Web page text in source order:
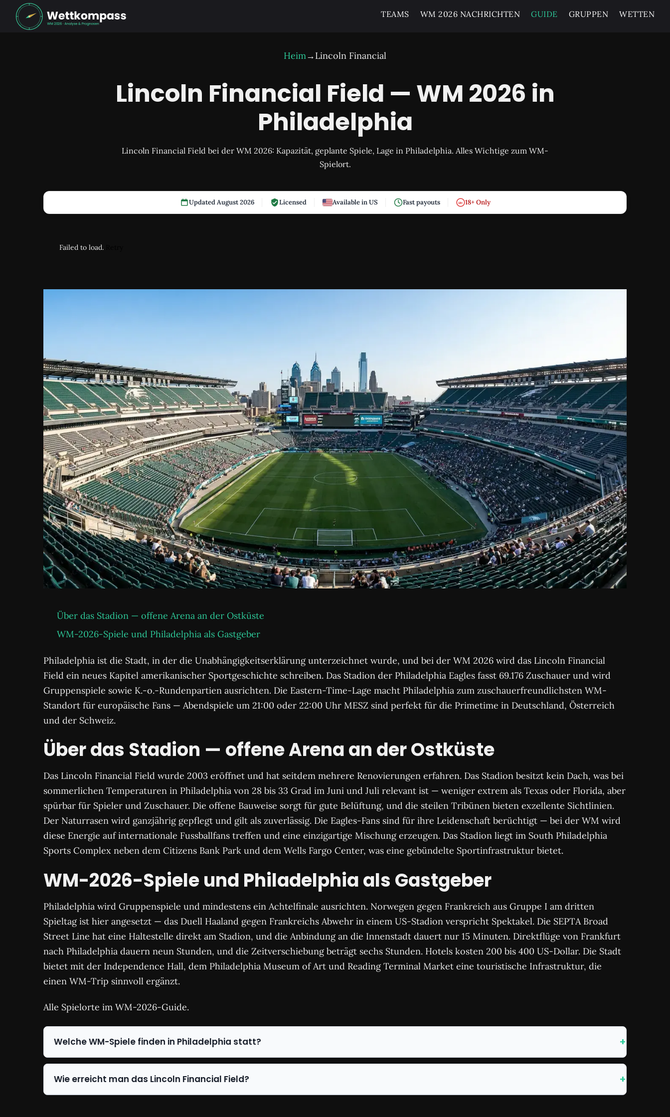
TEAMS WM 2026 NACHRICHTEN GUIDE GRUPPEN WETTEN
Heim→Lincoln Financial
Lincoln Financial Field — WM 2026 in
Philadelphia
Lincoln Financial Field bei der WM 2026: Kapazität, geplante Spiele, Lage in Philadelphia. Alles Wichtige zum WM-
Spielort.
Updated August 2026 Licensed Available in US Fast payouts 18+ 18+ Only
Failed to load.
Über das Stadion — offene Arena an der Ostküste
WM-2026-Spiele und Philadelphia als Gastgeber
Philadelphia ist die Stadt, in der die Unabhängigkeitserklärung unterzeichnet wurde, und bei der WM 2026 wird das Lincoln Financial
Field ein neues Kapitel amerikanischer Sportgeschichte schreiben. Das Stadion der Philadelphia Eagles fasst 69.176 Zuschauer und wird
Gruppenspiele sowie K.-o.-Rundenpartien ausrichten. Die Eastern-Time-Lage macht Philadelphia zum zuschauerfreundlichsten WM-
Standort für europäische Fans — Abendspiele um 21:00 oder 22:00 Uhr MESZ sind perfekt für die Primetime in Deutschland, Österreich
und der Schweiz.
Über das Stadion — offene Arena an der Ostküste
Das Lincoln Financial Field wurde 2003 eröffnet und hat seitdem mehrere Renovierungen erfahren. Das Stadion besitzt kein Dach, was bei
sommerlichen Temperaturen in Philadelphia von 28 bis 33 Grad im Juni und Juli relevant ist — weniger extrem als Texas oder Florida, aber
spürbar für Spieler und Zuschauer. Die offene Bauweise sorgt für gute Belüftung, und die steilen Tribünen bieten exzellente Sichtlinien.
Der Naturrasen wird ganzjährig gepflegt und gilt als zuverlässig. Die Eagles-Fans sind für ihre Leidenschaft berüchtigt — bei der WM wird
diese Energie auf internationale Fussballfans treffen und eine einzigartige Mischung erzeugen. Das Stadion liegt im South Philadelphia
Sports Complex neben dem Citizens Bank Park und dem Wells Fargo Center, was eine gebündelte Sportinfrastruktur bietet.
WM-2026-Spiele und Philadelphia als Gastgeber
Philadelphia wird Gruppenspiele und mindestens ein Achtelfinale ausrichten. Norwegen gegen Frankreich aus Gruppe I am dritten
Spieltag ist hier angesetzt — das Duell Haaland gegen Frankreichs Abwehr in einem US-Stadion verspricht Spektakel. Die SEPTA Broad
Street Line hat eine Haltestelle direkt am Stadion, und die Anbindung an die Innenstadt dauert nur 15 Minuten. Direktflüge von Frankfurt
nach Philadelphia dauern neun Stunden, und die Zeitverschiebung beträgt sechs Stunden. Hotels kosten 200 bis 400 US-Dollar. Die Stadt
bietet mit der Independence Hall, dem Philadelphia Museum of Art und Reading Terminal Market eine touristische Infrastruktur, die
einen WM-Trip sinnvoll ergänzt.
Alle Spielorte im WM-2026-Guide.
Welche WM-Spiele finden in Philadelphia statt?
Wie erreicht man das Lincoln Financial Field?